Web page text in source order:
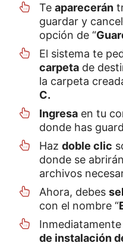
Te aparecerán
guardar y
opción de “
El sistema te
carpeta de
la carpeta
C.
Ingresa en tu
donde has
Haz doble clic
donde se
archivos
Ahora, debes
con el nombre “
Inmediatamente
de instalación